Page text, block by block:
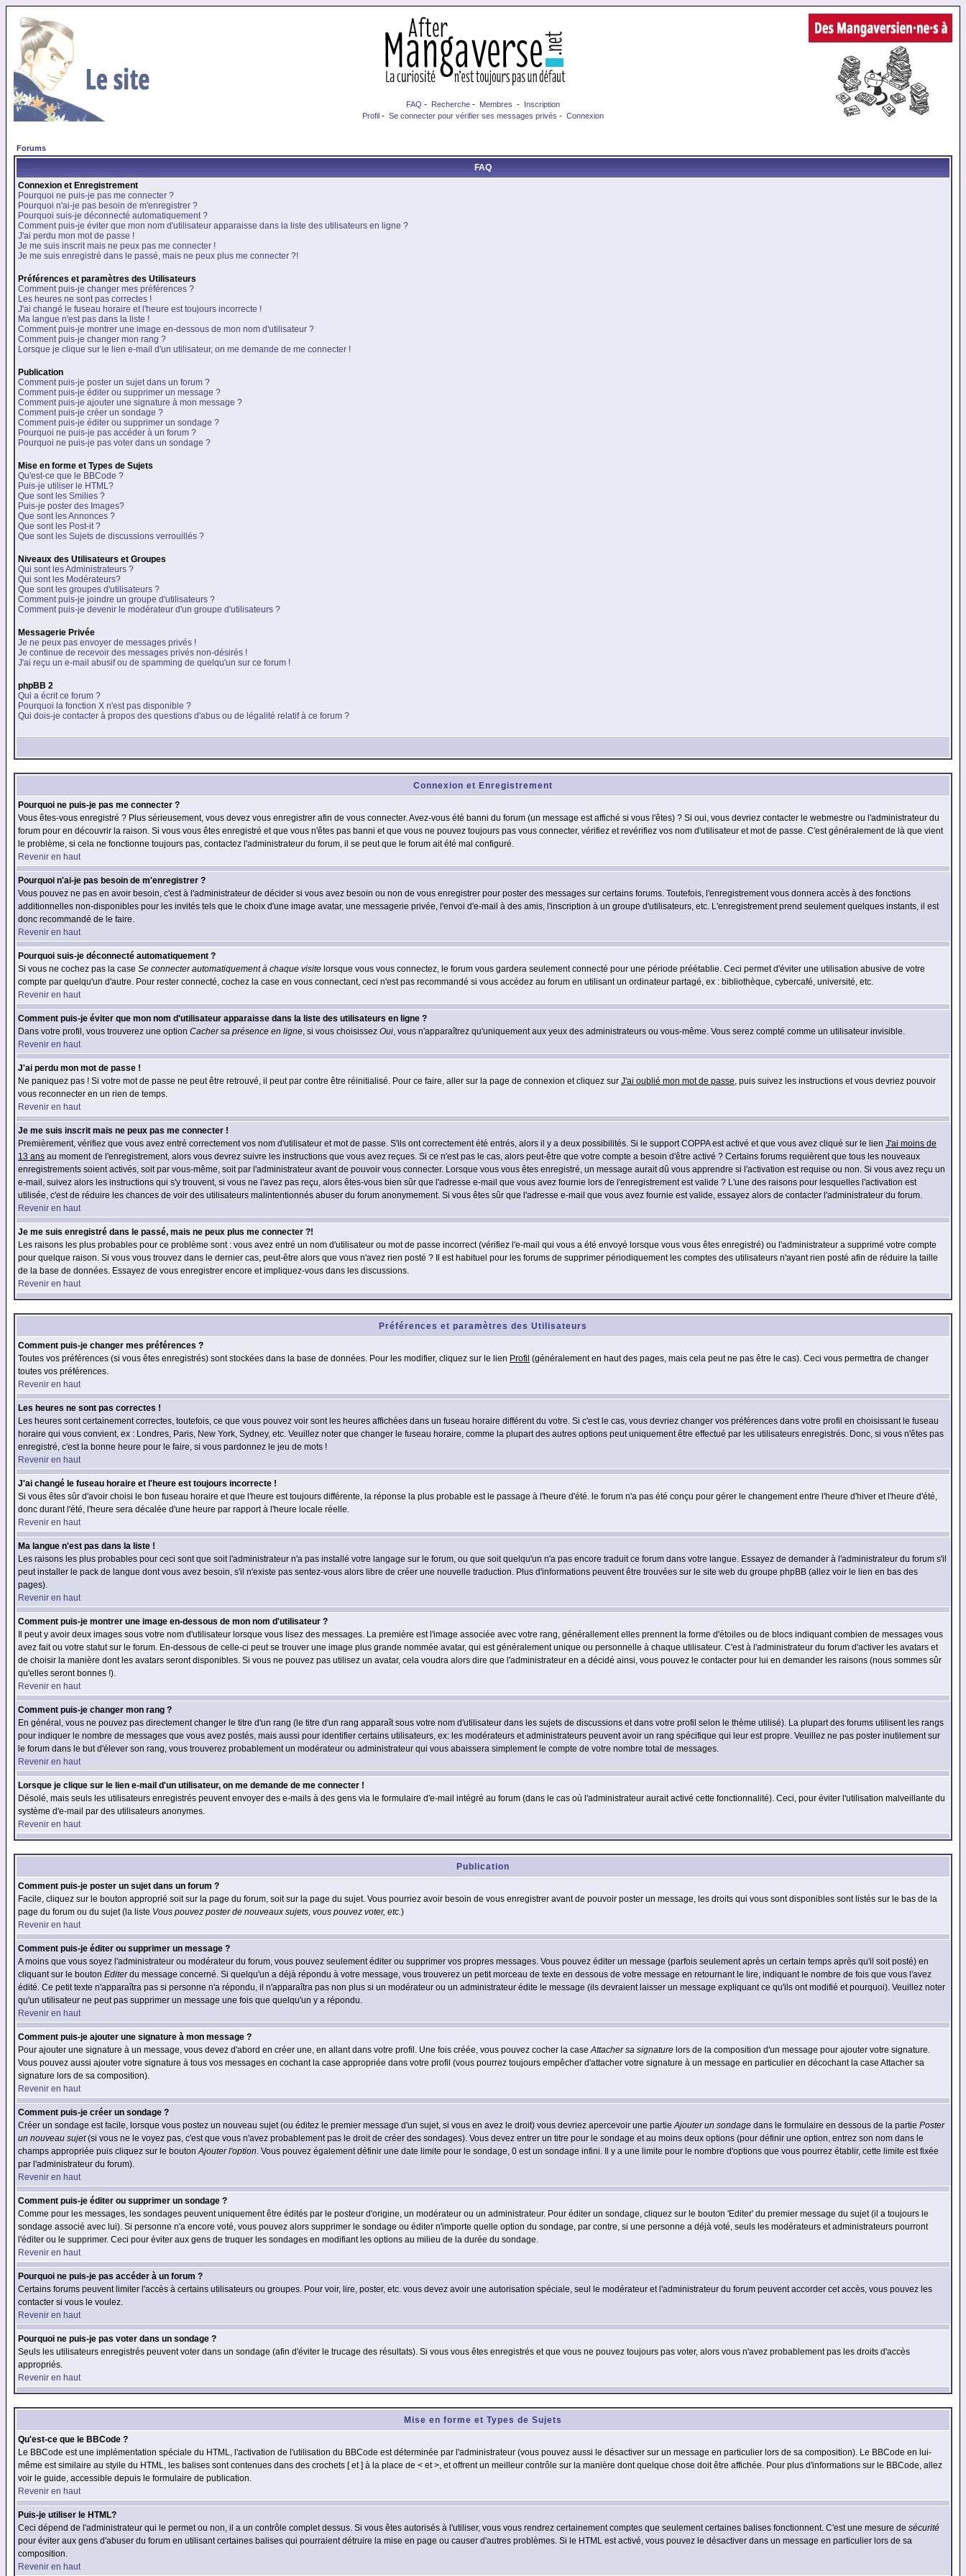
FAQ - Recherche - Membres - Inscription
Profil - Se connecter pour vérifier ses messages privés - Connexion
Forums
FAQ
Connexion et Enregistrement
Pourquoi ne puis-je pas me connecter ?
Pourquoi n'ai-je pas besoin de m'enregistrer ?
Pourquoi suis-je déconnecté automatiquement ?
Comment puis-je éviter que mon nom d'utilisateur apparaisse dans la liste des utilisateurs en ligne ?
J'ai perdu mon mot de passe !
Je me suis inscrit mais ne peux pas me connecter !
Je me suis enregistré dans le passé, mais ne peux plus me connecter ?!
Préférences et paramètres des Utilisateurs
Comment puis-je changer mes préférences ?
Les heures ne sont pas correctes !
J'ai changé le fuseau horaire et l'heure est toujours incorrecte !
Ma langue n'est pas dans la liste !
Comment puis-je montrer une image en-dessous de mon nom d'utilisateur ?
Comment puis-je changer mon rang ?
Lorsque je clique sur le lien e-mail d'un utilisateur, on me demande de me connecter !
Publication
Comment puis-je poster un sujet dans un forum ?
Comment puis-je éditer ou supprimer un message ?
Comment puis-je ajouter une signature à mon message ?
Comment puis-je créer un sondage ?
Comment puis-je éditer ou supprimer un sondage ?
Pourquoi ne puis-je pas accéder à un forum ?
Pourquoi ne puis-je pas voter dans un sondage ?
Mise en forme et Types de Sujets
Qu'est-ce que le BBCode ?
Puis-je utiliser le HTML?
Que sont les Smilies ?
Puis-je poster des Images?
Que sont les Annonces ?
Que sont les Post-it ?
Que sont les Sujets de discussions verrouillés ?
Niveaux des Utilisateurs et Groupes
Qui sont les Administrateurs ?
Qui sont les Modérateurs?
Que sont les groupes d'utilisateurs ?
Comment puis-je joindre un groupe d'utilisateurs ?
Comment puis-je devenir le modérateur d'un groupe d'utilisateurs ?
Messagerie Privée
Je ne peux pas envoyer de messages privés !
Je continue de recevoir des messages privés non-désirés !
J'ai reçu un e-mail abusif ou de spamming de quelqu'un sur ce forum !
phpBB 2
Qui a écrit ce forum ?
Pourquoi la fonction X n'est pas disponible ?
Qui dois-je contacter à propos des questions d'abus ou de légalité relatif à ce forum ?
Connexion et Enregistrement
Pourquoi ne puis-je pas me connecter ?
Vous êtes-vous enregistré ? Plus sérieusement, vous devez vous enregistrer afin de vous connecter. Avez-vous été banni du forum (un message est affiché si vous l'êtes) ? Si oui, vous devriez contacter le webmestre ou l'administrateur du
forum pour en découvrir la raison. Si vous vous êtes enregistré et que vous n'êtes pas banni et que vous ne pouvez toujours pas vous connecter, vérifiez et revérifiez vos nom d'utilisateur et mot de passe. C'est généralement de là que vient
le problème, si cela ne fonctionne toujours pas, contactez l'administrateur du forum, il se peut que le forum ait été mal configuré.
Revenir en haut
Pourquoi n'ai-je pas besoin de m'enregistrer ?
Vous pouvez ne pas en avoir besoin, c'est à l'administrateur de décider si vous avez besoin ou non de vous enregistrer pour poster des messages sur certains forums. Toutefois, l'enregistrement vous donnera accès à des fonctions
additionnelles non-disponibles pour les invités tels que le choix d'une image avatar, une messagerie privée, l'envoi d'e-mail à des amis, l'inscription à un groupe d'utilisateurs, etc. L'enregistrement prend seulement quelques instants, il est
donc recommandé de le faire.
Revenir en haut
Pourquoi suis-je déconnecté automatiquement ?
Si vous ne cochez pas la case Se connecter automatiquement à chaque visite lorsque vous vous connectez, le forum vous gardera seulement connecté pour une période préétablie. Ceci permet d'éviter une utilisation abusive de votre
compte par quelqu'un d'autre. Pour rester connecté, cochez la case en vous connectant, ceci n'est pas recommandé si vous accédez au forum en utilisant un ordinateur partagé, ex : bibliothèque, cybercafé, université, etc.
Revenir en haut
Comment puis-je éviter que mon nom d'utilisateur apparaisse dans la liste des utilisateurs en ligne ?
Dans votre profil, vous trouverez une option Cacher sa présence en ligne, si vous choisissez Oui, vous n'apparaîtrez qu'uniquement aux yeux des administrateurs ou vous-même. Vous serez compté comme un utilisateur invisible.
Revenir en haut
J'ai perdu mon mot de passe !
Ne paniquez pas ! Si votre mot de passe ne peut être retrouvé, il peut par contre être réinitialisé. Pour ce faire, aller sur la page de connexion et cliquez sur J'ai oublié mon mot de passe, puis suivez les instructions et vous devriez pouvoir
vous reconnecter en un rien de temps.
Revenir en haut
Je me suis inscrit mais ne peux pas me connecter !
Premièrement, vérifiez que vous avez entré correctement vos nom d'utilisateur et mot de passe. S'ils ont correctement été entrés, alors il y a deux possibilités. Si le support COPPA est activé et que vous avez cliqué sur le lien J'ai moins de
13 ans au moment de l'enregistrement, alors vous devrez suivre les instructions que vous avez reçues. Si ce n'est pas le cas, alors peut-être que votre compte a besoin d'être activé ? Certains forums requièrent que tous les nouveaux
enregistrements soient activés, soit par vous-même, soit par l'administrateur avant de pouvoir vous connecter. Lorsque vous vous êtes enregistré, un message aurait dû vous apprendre si l'activation est requise ou non. Si vous avez reçu un
e-mail, suivez alors les instructions qui s'y trouvent, si vous ne l'avez pas reçu, alors êtes-vous bien sûr que l'adresse e-mail que vous avez fournie lors de l'enregistrement est valide ? L'une des raisons pour lesquelles l'activation est
utilisée, c'est de réduire les chances de voir des utilisateurs malintentionnés abuser du forum anonymement. Si vous êtes sûr que l'adresse e-mail que vous avez fournie est valide, essayez alors de contacter l'administrateur du forum.
Revenir en haut
Je me suis enregistré dans le passé, mais ne peux plus me connecter ?!
Les raisons les plus probables pour ce problème sont : vous avez entré un nom d'utilisateur ou mot de passe incorrect (vérifiez l'e-mail qui vous a été envoyé lorsque vous vous êtes enregistré) ou l'administrateur a supprimé votre compte
pour quelque raison. Si vous vous trouvez dans le dernier cas, peut-être alors que vous n'avez rien posté ? Il est habituel pour les forums de supprimer périodiquement les comptes des utilisateurs n'ayant rien posté afin de réduire la taille
de la base de données. Essayez de vous enregistrer encore et impliquez-vous dans les discussions.
Revenir en haut
Préférences et paramètres des Utilisateurs
Comment puis-je changer mes préférences ?
Toutes vos préférences (si vous êtes enregistrés) sont stockées dans la base de données. Pour les modifier, cliquez sur le lien Profil (généralement en haut des pages, mais cela peut ne pas être le cas). Ceci vous permettra de changer
toutes vos préférences.
Revenir en haut
Les heures ne sont pas correctes !
Les heures sont certainement correctes, toutefois, ce que vous pouvez voir sont les heures affichées dans un fuseau horaire différent du votre. Si c'est le cas, vous devriez changer vos préférences dans votre profil en choisissant le fuseau
horaire qui vous convient, ex : Londres, Paris, New York, Sydney, etc. Veuillez noter que changer le fuseau horaire, comme la plupart des autres options peut uniquement être effectué par les utilisateurs enregistrés. Donc, si vous n'êtes pas
enregistré, c'est la bonne heure pour le faire, si vous pardonnez le jeu de mots !
Revenir en haut
J'ai changé le fuseau horaire et l'heure est toujours incorrecte !
Si vous êtes sûr d'avoir choisi le bon fuseau horaire et que l'heure est toujours différente, la réponse la plus probable est le passage à l'heure d'été. le forum n'a pas été conçu pour gérer le changement entre l'heure d'hiver et l'heure d'été,
donc durant l'été, l'heure sera décalée d'une heure par rapport à l'heure locale réelle.
Revenir en haut
Ma langue n'est pas dans la liste !
Les raisons les plus probables pour ceci sont que soit l'administrateur n'a pas installé votre langage sur le forum, ou que soit quelqu'un n'a pas encore traduit ce forum dans votre langue. Essayez de demander à l'administrateur du forum s'il
peut installer le pack de langue dont vous avez besoin, s'il n'existe pas sentez-vous alors libre de créer une nouvelle traduction. Plus d'informations peuvent être trouvées sur le site web du groupe phpBB (allez voir le lien en bas des
pages).
Revenir en haut
Comment puis-je montrer une image en-dessous de mon nom d'utilisateur ?
Il peut y avoir deux images sous votre nom d'utilisateur lorsque vous lisez des messages. La première est l'image associée avec votre rang, générallement elles prennent la forme d'étoiles ou de blocs indiquant combien de messages vous
avez fait ou votre statut sur le forum. En-dessous de celle-ci peut se trouver une image plus grande nommée avatar, qui est généralement unique ou personnelle à chaque utilisateur. C'est à l'administrateur du forum d'activer les avatars et
de choisir la manière dont les avatars seront disponibles. Si vous ne pouvez pas utilisez un avatar, cela voudra alors dire que l'administrateur en a décidé ainsi, vous pouvez le contacter pour lui en demander les raisons (nous sommes sûr
qu'elles seront bonnes !).
Revenir en haut
Comment puis-je changer mon rang ?
En général, vous ne pouvez pas directement changer le titre d'un rang (le titre d'un rang apparaît sous votre nom d'utilisateur dans les sujets de discussions et dans votre profil selon le thème utilisé). La plupart des forums utilisent les rangs
pour indiquer le nombre de messages que vous avez postés, mais aussi pour identifier certains utilisateurs, ex: les modérateurs et administrateurs peuvent avoir un rang spécifique qui leur est propre. Veuillez ne pas poster inutilement sur
le forum dans le but d'élever son rang, vous trouverez probablement un modérateur ou administrateur qui vous abaissera simplement le compte de votre nombre total de messages.
Revenir en haut
Lorsque je clique sur le lien e-mail d'un utilisateur, on me demande de me connecter !
Désolé, mais seuls les utilisateurs enregistrés peuvent envoyer des e-mails à des gens via le formulaire d'e-mail intégré au forum (dans le cas où l'administrateur aurait activé cette fonctionnalité). Ceci, pour éviter l'utilisation malveillante du
système d'e-mail par des utilisateurs anonymes.
Revenir en haut
Publication
Comment puis-je poster un sujet dans un forum ?
Facile, cliquez sur le bouton approprié soit sur la page du forum, soit sur la page du sujet. Vous pourriez avoir besoin de vous enregistrer avant de pouvoir poster un message, les droits qui vous sont disponibles sont listés sur le bas de la
page du forum ou du sujet (la liste Vous pouvez poster de nouveaux sujets, vous pouvez voter, etc.)
Revenir en haut
Comment puis-je éditer ou supprimer un message ?
A moins que vous soyez l'administrateur ou modérateur du forum, vous pouvez seulement éditer ou supprimer vos propres messages. Vous pouvez éditer un message (parfois seulement après un certain temps après qu'il soit posté) en
cliquant sur le bouton Editerdu message concerné. Si quelqu'un a déjà répondu à votre message, vous trouverez un petit morceau de texte en dessous de votre message en retournant le lire, indiquant le nombre de fois que vous l'avez
édité. Ce petit texte n'apparaîtra pas si personne n'a répondu, il n'apparaîtra pas non plus si un modérateur ou un administrateur édite le message (ils devraient laisser un message expliquant ce qu'ils ont modifié et pourquoi). Veuillez noter
qu'un utilisateur ne peut pas supprimer un message une fois que quelqu'un y a répondu.
Revenir en haut
Comment puis-je ajouter une signature à mon message ?
Pour ajouter une signature à un message, vous devez d'abord en créer une, en allant dans votre profil. Une fois créée, vous pouvez cocher la caseAttacher sa signature lors de la composition d'un message pour ajouter votre signature.
Vous pouvez aussi ajouter votre signature à tous vos messages en cochant la case appropriée dans votre profil (vous pourrez toujours empêcher d'attacher votre signature à un message en particulier en décochant la case Attacher sa
signature lors de sa composition).
Revenir en haut
Comment puis-je créer un sondage ?
Créer un sondage est facile, lorsque vous postez un nouveau sujet (ou éditez le premier message d'un sujet, si vous en avez le droit) vous devriez apercevoir une partieAjouter un sondage dans le formulaire en dessous de la partie Poster
un nouveau sujet(si vous ne le voyez pas, c'est que vous n'avez probablement pas le droit de créer des sondages). Vous devez entrer un titre pour le sondage et au moins deux options (pour définir une option, entrez son nom dans le
champs appropriée puis cliquez sur le boutonAjouter l'option. Vous pouvez également définir une date limite pour le sondage, 0 est un sondage infini. Il y a une limite pour le nombre d'options que vous pourrez établir, cette limite est fixée
par l'administrateur du forum).
Revenir en haut
Comment puis-je éditer ou supprimer un sondage ?
Comme pour les messages, les sondages peuvent uniquement être édités par le posteur d'origine, un modérateur ou un administrateur. Pour éditer un sondage, cliquez sur le bouton 'Editer' du premier message du sujet (il a toujours le
sondage associé avec lui). Si personne n'a encore voté, vous pouvez alors supprimer le sondage ou éditer n'importe quelle option du sondage, par contre, si une personne a déjà voté, seuls les modérateurs et administrateurs pourront
l'éditer ou le supprimer. Ceci pour éviter aux gens de truquer les sondages en modifiant les options au milieu de la durée du sondage.
Revenir en haut
Pourquoi ne puis-je pas accéder à un forum ?
Certains forums peuvent limiter l'accès à certains utilisateurs ou groupes. Pour voir, lire, poster, etc. vous devez avoir une autorisation spéciale, seul le modérateur et l'administrateur du forum peuvent accorder cet accès, vous pouvez les
contacter si vous le voulez.
Revenir en haut
Pourquoi ne puis-je pas voter dans un sondage ?
Seuls les utilisateurs enregistrés peuvent voter dans un sondage (afin d'éviter le trucage des résultats). Si vous vous êtes enregistrés et que vous ne pouvez toujours pas voter, alors vous n'avez probablement pas les droits d'accès
appropriés.
Revenir en haut
Mise en forme et Types de Sujets
Qu'est-ce que le BBCode ?
Le BBCode est une implémentation spéciale du HTML, l'activation de l'utilisation du BBCode est déterminée par l'administrateur (vous pouvez aussi le désactiver sur un message en particulier lors de sa composition). Le BBCode en lui-
même est similaire au styile du HTML, les balises sont contenues dans des crochets [ et ] à la place de < et >, et offrent un meilleur contrôle sur la manière dont quelque chose doit être affichée. Pour plus d'informations sur le BBCode, allez
voir le guide, accessible depuis le formulaire de publication.
Revenir en haut
Puis-je utiliser le HTML?
Ceci dépend de l'administrateur qui le permet ou non, il a un contrôle complet dessus. Si vous êtes autorisés à l'utiliser, vous vous rendrez certainement comptes que seulement certaines balises fonctionnent. C'est une mesure de sécurité
pour éviter aux gens d'abuser du forum en utilisant certaines balises qui pourraient détruire la mise en page ou causer d'autres problèmes. Si le HTML est activé, vous pouvez le désactiver dans un message en particulier lors de sa
composition.
Revenir en haut